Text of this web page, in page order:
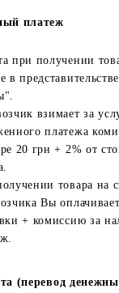
платеж
при получении
в
взимает за
платежа
20 грн + 2% от
товара на
Вы
+ комиссию за
(перевод